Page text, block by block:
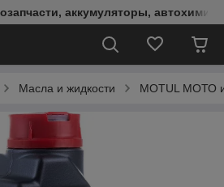
аккумуляторы, автохимия,
Масла и жидкости MOTUL МОТО